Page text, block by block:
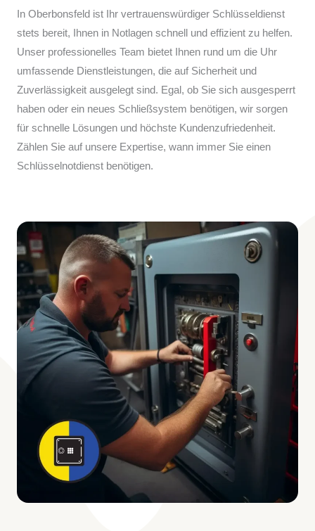
In Oberbonsfeld ist Ihr vertrauenswürdiger Schlüsseldienst
stets bereit, Ihnen in Notlagen schnell und effizient zu helfen.
Unser professionelles Team bietet Ihnen rund um die Uhr
umfassende Dienstleistungen, die auf Sicherheit und
Zuverlässigkeit ausgelegt sind. Egal, ob Sie sich ausgesperrt
haben oder ein neues Schließsystem benötigen, wir sorgen
für schnelle Lösungen und höchste Kundenzufriedenheit.
Zählen Sie auf unsere Expertise, wann immer Sie einen
Schlüsselnotdienst benötigen.